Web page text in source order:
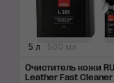
5 л 500 мл
Очиститель кожи
Leather Fast Cleaner